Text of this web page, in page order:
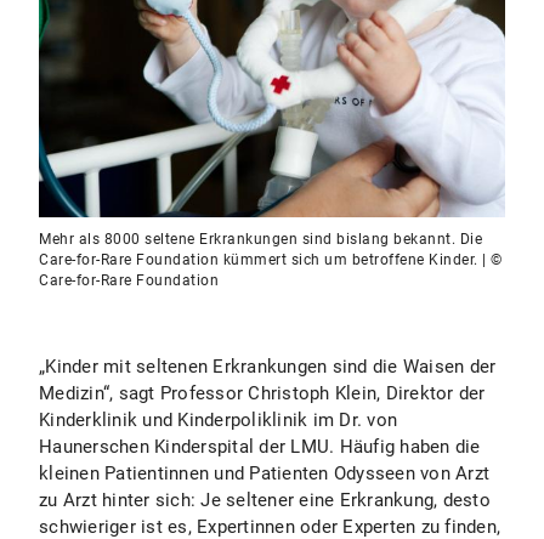
Mehr als 8000 seltene Erkrankungen sind bislang bekannt. Die
Care-for-Rare Foundation kümmert sich um betroffene Kinder. | ©
Care-for-Rare Foundation
„Kinder mit seltenen Erkrankungen sind die Waisen der
Medizin“, sagt Professor Christoph Klein, Direktor der
Kinderklinik und Kinderpoliklinik im Dr. von
Haunerschen Kinderspital der LMU. Häufig haben die
kleinen Patientinnen und Patienten Odysseen von Arzt
zu Arzt hinter sich: Je seltener eine Erkrankung, desto
schwieriger ist es, Expertinnen oder Experten zu finden,